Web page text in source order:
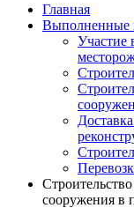
Главная
Выполненные
Участие
сооружения в